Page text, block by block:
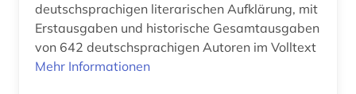
deutschsprachigen literarischen Aufklärung, mit
Erstausgaben und historische Gesamtausgaben
von 642 deutschsprachigen Autoren im Volltext
Mehr Informationen